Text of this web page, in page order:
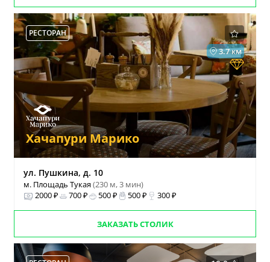
РЕСТОРАН
3.7 км
Хачапури Марико
ул. Пушкина, д. 10
м. Площадь Тукая(230 м, 3 мин)
2000 ₽
700 ₽ 500 ₽ 500 ₽ 300 ₽
ЗАКАЗАТЬ СТОЛИК